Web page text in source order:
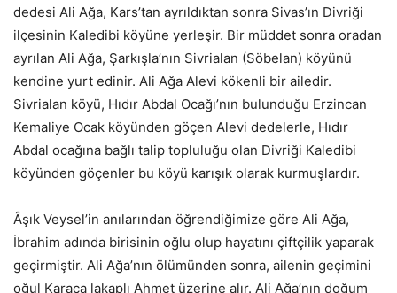
dedesi Ali Ağa, Kars’tan ayrıldıktan sonra Sivas’ın Divriği
ilçesinin Kaledibi köyüne yerleşir. Bir müddet sonra oradan
ayrılan Ali Ağa, Şarkışla’nın Sivrialan (Söbelan) köyünü
kendine yurt edinir. Ali Ağa Alevi kökenli bir ailedir.
Sivrialan köyü, Hıdır Abdal Ocağı’nın bulunduğu Erzincan
Kemaliye Ocak köyünden göçen Alevi dedelerle, Hıdır
Abdal ocağına bağlı talip topluluğu olan Divriği Kaledibi
köyünden göçenler bu köyü karışık olarak kurmuşlardır.
Âşık Veysel’in anılarından öğrendiğimize göre Ali Ağa,
İbrahim adında birisinin oğlu olup hayatını çiftçilik yaparak
geçirmiştir. Ali Ağa’nın ölümünden sonra, ailenin geçimini
oğul Karaca lakaplı Ahmet üzerine alır. Ali Ağa’nın doğum